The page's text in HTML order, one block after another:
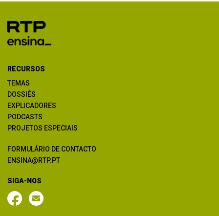
RECURSOS
TEMAS
DOSSIÊS
EXPLICADORES
PODCASTS
PROJETOS ESPECIAIS
FORMULÁRIO DE CONTACTO
ENSINA@RTP.PT
SIGA-NOS